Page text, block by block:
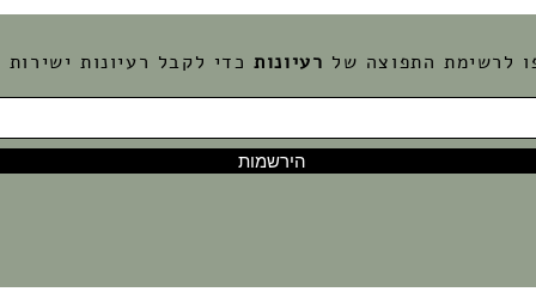
לרשימת התפוצה של רעיונות כדי לקבל רעיונות ישירות
הירשמות